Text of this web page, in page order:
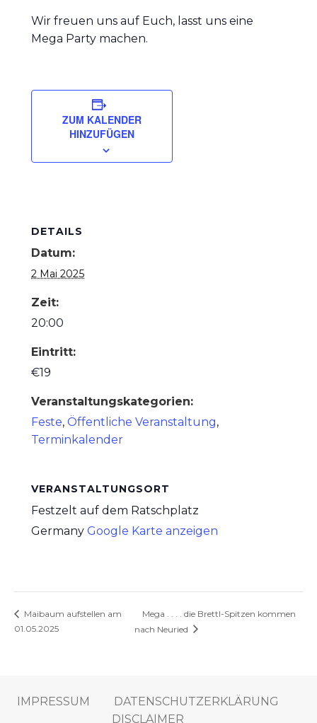
Wir freuen uns auf Euch, lasst uns eine
Mega Party machen.
ZUM KALENDER
HINZUFÜGEN
DETAILS
Datum:
2 Mai 2025
Zeit:
20:00
Eintritt:
€19
Veranstaltungskategorien:
Feste, Öffentliche Veranstaltung,
Terminkalender
VERANSTALTUNGSORT
Festzelt auf dem Ratschplatz
Germany Google Karte anzeigen
Maibaum aufstellen am
01.05.2025
Mega . . . . die Brettl-Spitzen kommen
nach Neuried
IMPRESSUM
DATENSCHUTZERKLÄRUNG
DISCLAIMER